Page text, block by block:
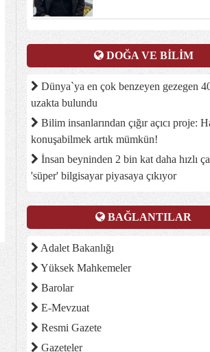
DOĞA VE BİLİM
Dünya`ya en çok benzeyen gezegen 40
uzakta bulundu
Bilim insanlarından çığır açıcı proje:
konuşabilmek artık mümkün!
İnsan beyninden 2 bin kat daha hızlı
'süper' bilgisayar piyasaya çıkıyor
BAĞLANTILAR
Adalet Bakanlığı
Yüksek Mahkemeler
Barolar
E-Mevzuat
Resmi Gazete
Gazeteler